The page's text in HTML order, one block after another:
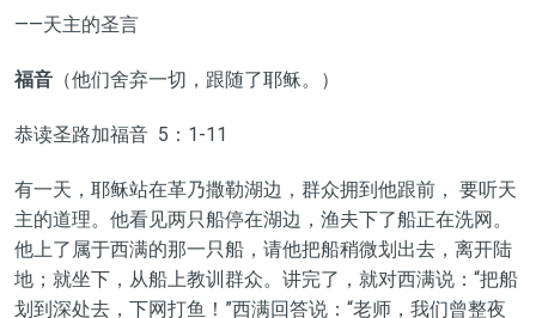
——天主的圣言
福音（他们舍弃一切，跟随了耶稣。）
恭读圣路加福音 5：1-11
有一天，耶稣站在革乃撒勒湖边，群众拥到他跟前， 要听天
主的道理。他看见两只船停在湖边，渔夫下了船正在洗网。
他上了属于西满的那一只船，请他把船稍微划出去，离开陆
地；就坐下，从船上教训群众。讲完了，就对西满说：“把船
划到深处去，下网打鱼！”西满回答说：“老师，我们曾整夜